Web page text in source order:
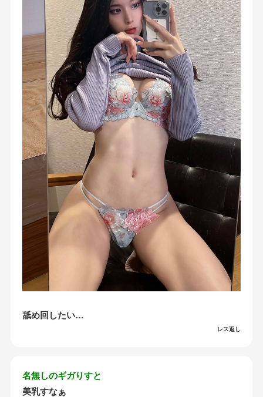
舐め回したい…
レス返し
名無しのギガりすと
美乳すなぁ